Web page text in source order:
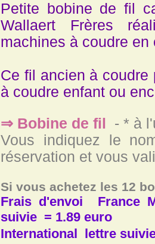
Petite bobine de fil
Wallaert Frères
machines à coudre
Ce fil ancien à
à coudre enfant ou
⇒ Bobine de fil
- * à
Vous indiquez le
réservation et vous
Si vous achetez les 12
Frais d'envoi France
suivie = 1.89 euro
International lettre